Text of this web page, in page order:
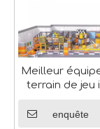
L'exposition a
Meilleur
terrain de jeu
enquête